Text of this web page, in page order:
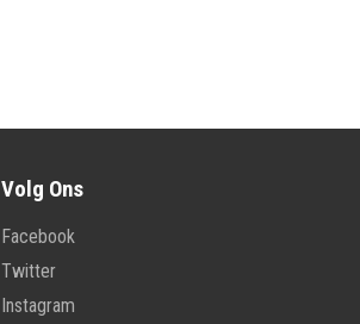
Volg Ons
Facebook
Twitter
Instagram